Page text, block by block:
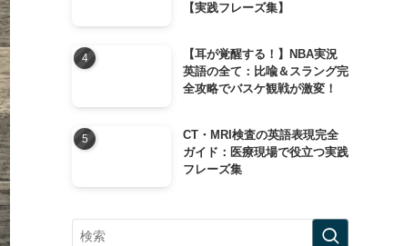
【実践フレーズ集】
【耳が覚醒する！】NBA実況
英語の全て：比喩＆スラング完
全攻略でバスケ観戦が激変！
CT・MRI検査の英語表現完全
ガイド：医療現場で役立つ実践
フレーズ集